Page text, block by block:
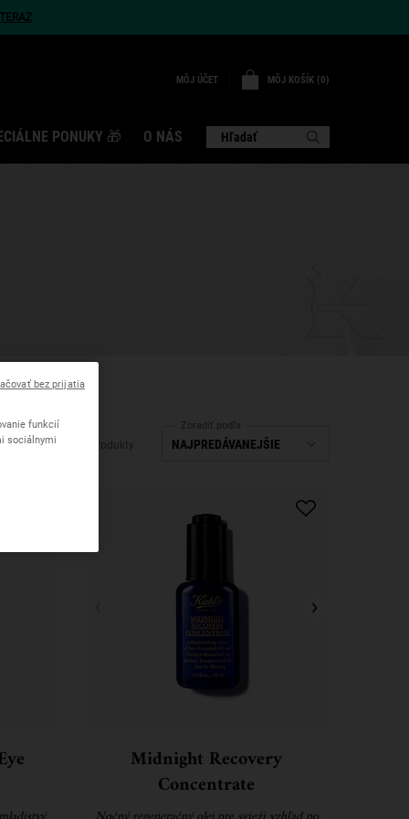
MÔJ ÚČET MÔJ KOŠÍK 0
0 VÝROBOK
PONUKY 🎁 O NÁS Hľadať
4 Produkty
Zoradiť podľa
Midnight Recovery
Concentrate
funkcií
sociálnymi
bez prijatia